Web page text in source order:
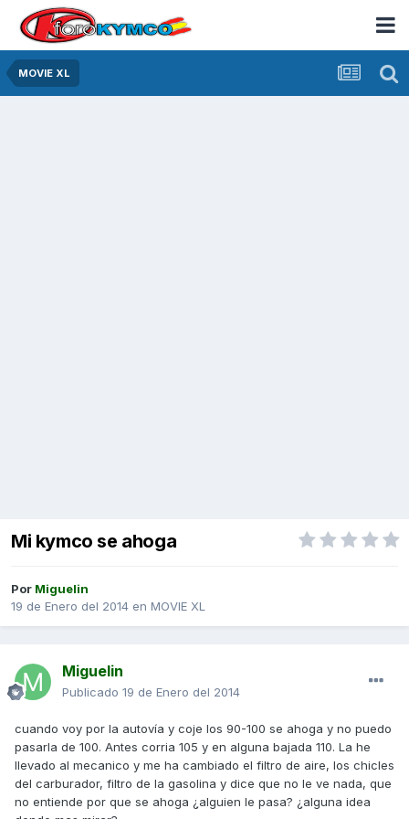
MOVIE XL
Mi kymco se ahoga
Por Miguelin
19 de Enero del 2014 en MOVIE XL
Miguelin
Publicado 19 de Enero del 2014
cuando voy por la autovía y coje los 90-100 se ahoga y no puedo
pasarla de 100. Antes corria 105 y en alguna bajada 110. La he
llevado al mecanico y me ha cambiado el filtro de aire, los chicles
del carburador, filtro de la gasolina y dice que no le ve nada, que
no entiende por que se ahoga ¿alguien le pasa? ¿alguna idea